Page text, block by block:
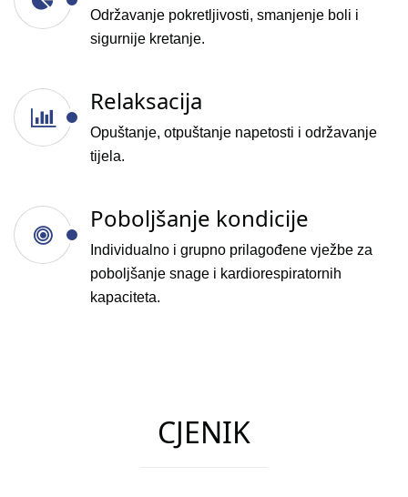
Održavanje pokretljivosti, smanjenje boli i
sigurnije kretanje.
Relaksacija
Opuštanje, otpuštanje napetosti i održavanje
tijela.
Poboljšanje kondicije
Individualno i grupno prilagođene vježbe za
poboljšanje snage i kardiorespiratornih
kapaciteta.
CJENIK